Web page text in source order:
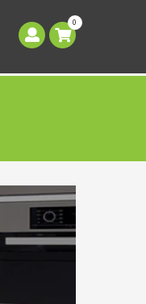
0